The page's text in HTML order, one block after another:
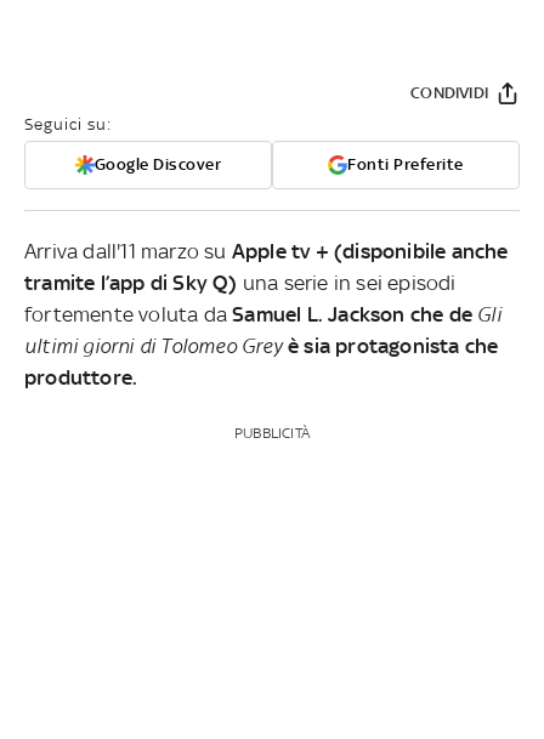
Seguici su:
Google Discover Fonti Preferite
CONDIVIDI
Arriva dall'11 marzo su Apple tv + (disponibile anche
tramite l’app di Sky Q) una serie in sei episodi
fortemente voluta daSamuel L. Jackson che de Gli
ultimi giorni di Tolomeo Greyè sia protagonista che
produttore.
PUBBLICITÀ